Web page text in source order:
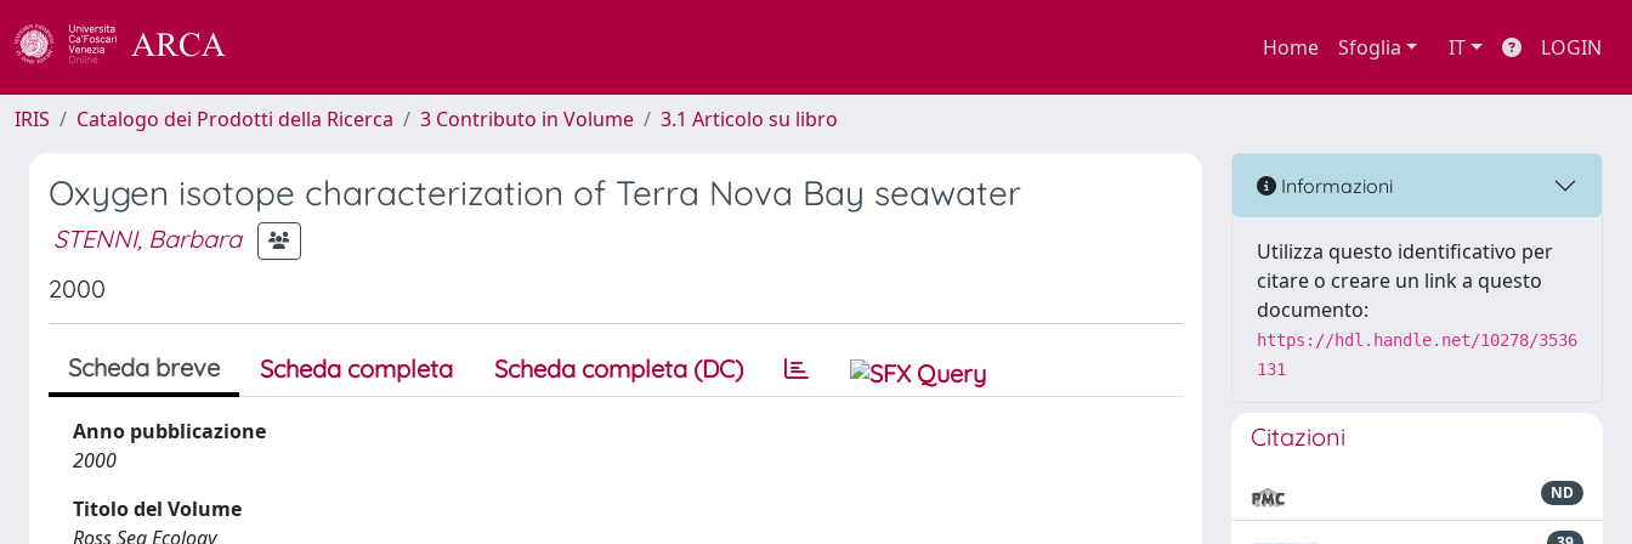
Home Sfoglia IT LOGIN
IRIS Catalogo dei Prodotti della Ricerca 3 Contributo in Volume 3.1 Articolo su libro
Oxygen isotope characterization of Terra Nova Bay seawater
STENNI, Barbara
2000
Scheda breve Scheda completa Scheda completa (DC)
Anno pubblicazione
2000
Titolo del Volume
Ross Sea Ecology
Informazioni
Utilizza questo identificativo per
citare o creare un link a questo
documento:
https://hdl.handle.net/10278/3536
131
Citazioni
ND